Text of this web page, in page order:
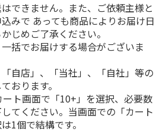
できません。また、ご依頼主様と
みで あっても商品によりお届け日
じめご了承ください。
括でお届けする場合がございま
自店」、「当社」、「自社」等の
おります。
ト画面で「10+」を選択、必要数
てください。当画面での「カート
1個で結構です。